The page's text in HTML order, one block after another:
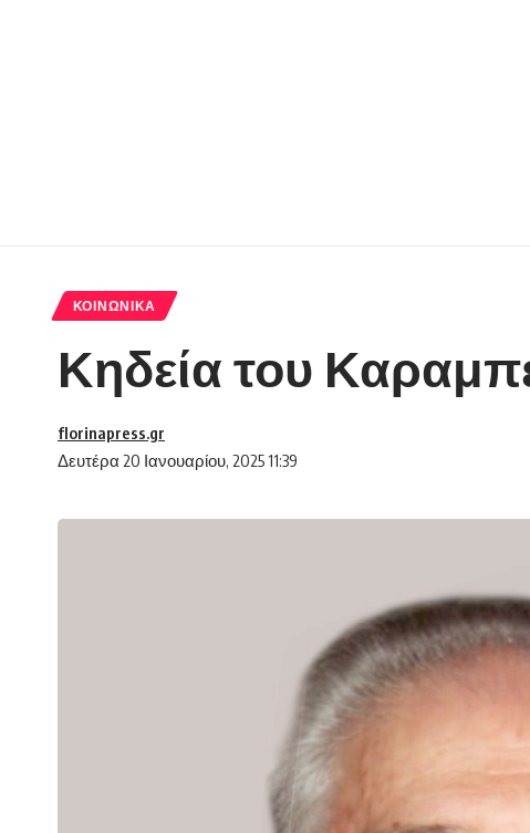
ΚΟΙΝΩΝΙΚΆ
Κηδεία του
Δευτέρα 20 Ιανουαρίου, 2025 11:39
florinapress.gr